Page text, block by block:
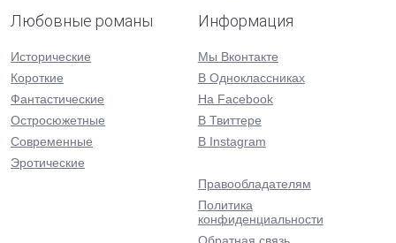
Любовные романы
Исторические
Короткие
Фантастические
Остросюжетные
Современные
Эротические
Информация
Мы Вконтакте
В Одноклассниках
На Facebook
В Твиттере
В Instagram
Правообладателям
Политика
конфиденциальности